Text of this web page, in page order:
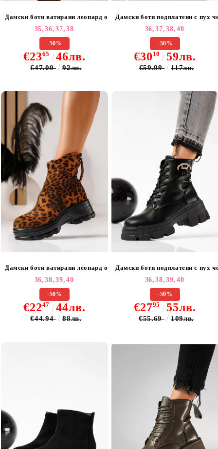
Дамски боти ватирани леопард от обърната еко кожа Olivia #23025
35, 36, 37, 38
-50%
€2365 46лв.
€47.09 92лв.
Дамски боти подплатени с пух
36, 37, 38, 40
-50%
€30 10 59лв.
€59.99 117лв.
Дамски боти ватирани леопард от обърната еко кожа Oana #23022
36, 38, 39, 40
-50%
€2247 44лв.
€44.94 88лв.
Дамски боти подплатени с пух
36, 38, 39, 40
-50%
€2795 55лв.
€55.69 109лв.